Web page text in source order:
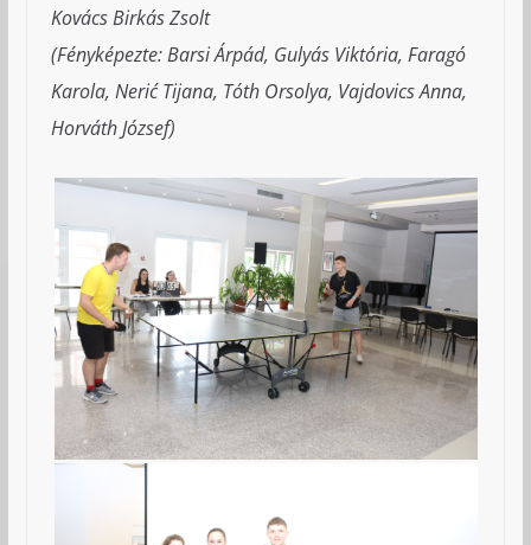
Kovács Birkás Zsolt
(Fényképezte: Barsi Árpád, Gulyás Viktória, Faragó
Karola, Nerić Tijana, Tóth Orsolya, Vajdovics Anna,
Horváth József)